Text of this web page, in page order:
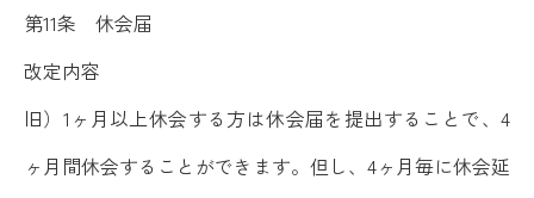
第11条 休会届
改定内容
旧）1ヶ月以上休会する方は休会届を提出することで、4
ヶ月間休会することができます。但し、4ヶ月毎に休会延